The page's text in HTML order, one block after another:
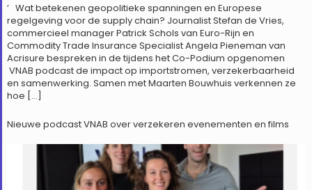
’ Wat betekenen geopolitieke spanningen en Europese
regelgeving voor de supply chain? Journalist Stefan de Vries,
commercieel manager Patrick Schols van Euro-Rijn en
Commodity Trade Insurance Specialist Angela Pieneman van
Acrisure bespreken in de tijdens het Co-Podium opgenomen
VNAB podcast de impact op importstromen, verzekerbaarheid
en samenwerking. Samen met Maarten Bouwhuis verkennen ze
hoe […]
Nieuwe podcast VNAB over verzekeren evenementen en films